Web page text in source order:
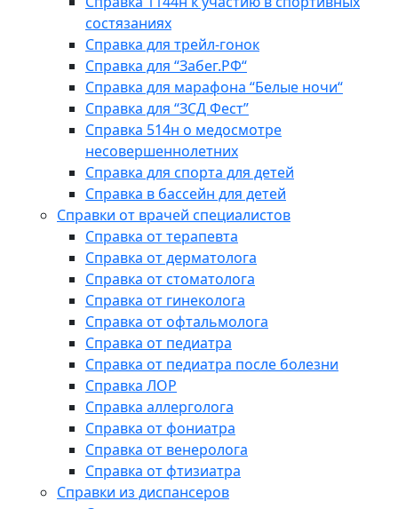
состязаниях
Справка для трейл-гонок
Справка для “Забег.РФ“
Справка для марафона “Белые ночи“
Справка для “ЗСД Фест”
Справка 514н о медосмотре
несовершеннолетних
Справка для спорта для детей
Справка в бассейн для детей
Справки от врачей специалистов
Справка от терапевта
Справка от дерматолога
Справка от стоматолога
Справка от гинеколога
Справка от офтальмолога
Справка от педиатра
Справка от педиатра после болезни
Справка ЛОР
Справка аллерголога
Справка от фониатра
Справка от венеролога
Справка от фтизиатра
Справки из диспансеров